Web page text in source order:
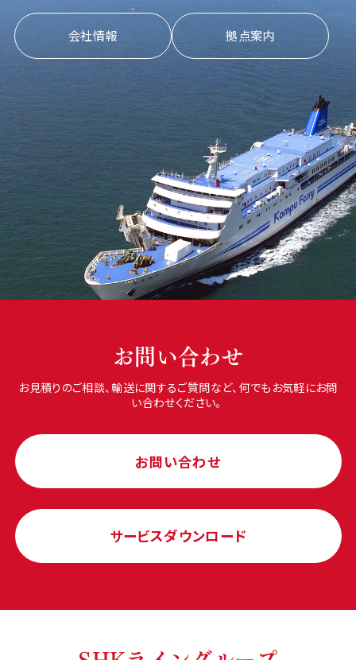
会社情報 拠点案内
お問い合わせ
お見積りのご相談、輸送に関するご質問など、何でもお気軽にお問
い合わせください。
お問い合わせ
サービスダウンロード